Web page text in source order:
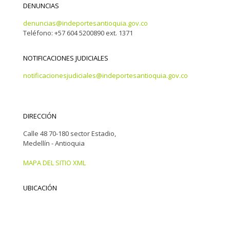
DENUNCIAS
denuncias@indeportesantioquia.gov.co
Teléfono: +57 604 5200890 ext. 1371
NOTIFICACIONES JUDICIALES
notificacionesjudiciales@indeportesantioquia.gov.co
DIRECCIÓN
Calle 48 70-180 sector Estadio,
Medellín - Antioquia
MAPA DEL SITIO XML
UBICACIÓN